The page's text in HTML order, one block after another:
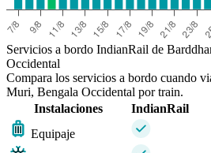
Servicios a bordo IndianRail de
Occidental
Compara los servicios a bordo cuando
Muri, Bengala Occidental por train.
Instalaciones
IndianRail
Equipaje